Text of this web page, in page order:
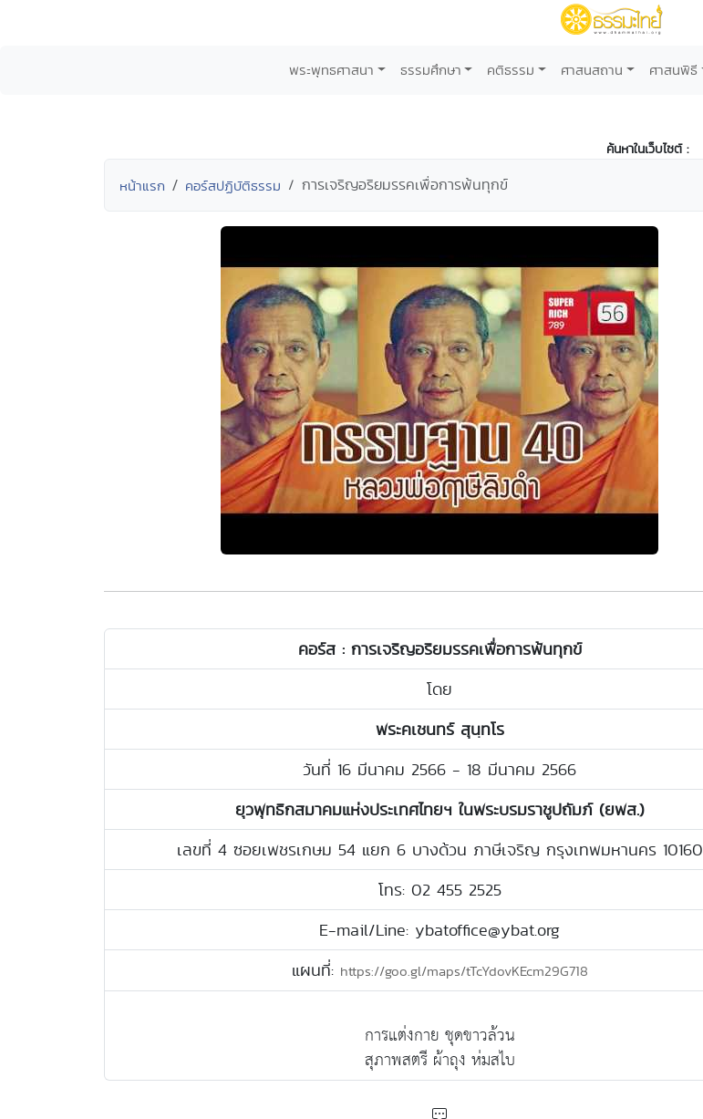
พระพุทธศาสนา ธรรมศึกษา คติธรรม ศาสนสถาน ศาสนพิธี
ค้นหาในเว็บไซต์ :
หน้าแรก คอร์สปฏิบัติธรรม การเจริญอริยมรรคเพื่อการพ้นทุกข์
คอร์ส : การเจริญอริยมรรคเพื่อการพ้นทุกข์
โดย
พระคเชนทร์ สุนฺทโร
วันที่ 16 มีนาคม 2566 - 18 มีนาคม 2566
ยุวพุทธิกสมาคมแห่งประเทศไทยฯ ในพระบรมราชูปถัมภ์ (ยพส.)
เลขที่ 4 ซอยเพชรเกษม 54 แยก 6 บางด้วน ภาษีเจริญ กรุงเทพมหานคร 10160
โทร: 02 455 2525
E-mail/Line: ybatoffice@ybat.org
แผนที่: https://goo.gl/maps/tTcYdovKEcm29G718
การแต่งกาย ชุดขาวล้วน
สุภาพสตรี ผ้าถุง ห่มสไบ